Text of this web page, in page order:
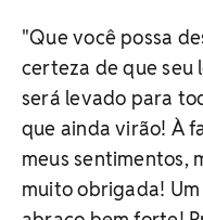
"Que você possa
certeza de que seu
será levado para
que ainda virão! À
meus sentimentos,
muito obrigada!